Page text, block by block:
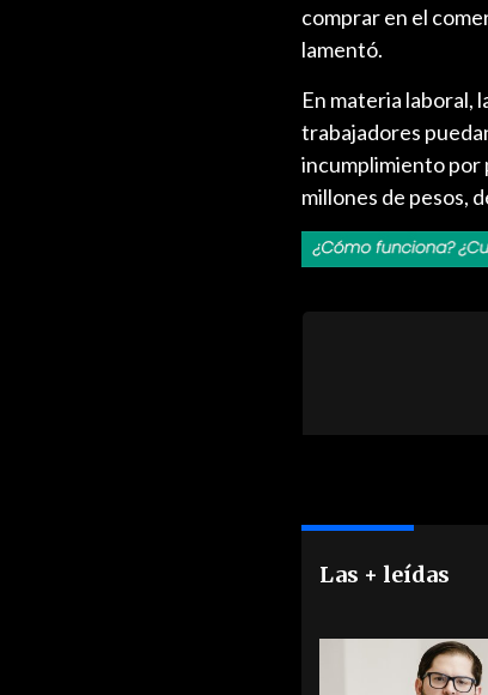
comprar en el
lamentó.
En materia laboral,
trabajadores
incumplimiento por
millones de pesos,
Las + leídas